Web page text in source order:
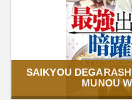
SAIKYOU
MUNOU